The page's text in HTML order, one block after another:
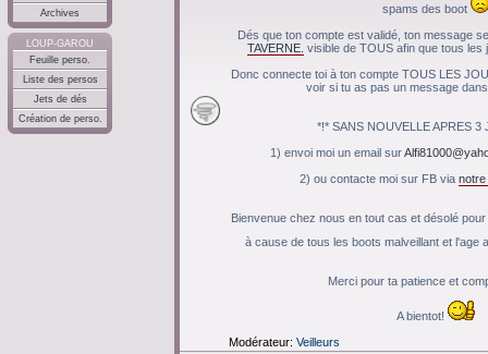
Archives
LOUP-GAROU
Feuille perso.
Liste des persos
Jets de dés
Création de perso.
spams des boot
Dés que ton compte est validé, ton message
TAVERNE. visible de TOUS afin que tous les
Donc connecte toi à ton compte TOUS LES
voir si tu as pas un message
*!* SANS NOUVELLE APRES 3
1) envoi moi un email sur
2) ou contacte moi sur FB via notre
Bienvenue chez nous en tout cas et désolé
à cause de tous les boots malveillant et l'age
Merci pour ta patience et
A bientot!
Modérateur: Veilleurs